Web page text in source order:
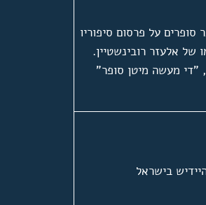
על פרסום סיפוריו
של אלעזר רובינשטיין.
מעשה מיטן סופר"
בישראל